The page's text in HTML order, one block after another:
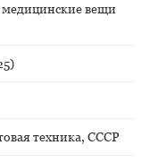
медицинские вещи
техника, СССР